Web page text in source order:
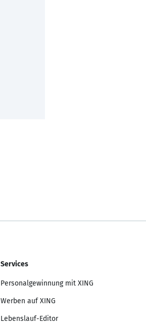
Services
Personalgewinnung mit XING
Werben auf XING
Lebenslauf-Editor